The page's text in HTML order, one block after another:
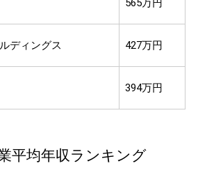
565万円
ディングス 427万円
394万円
平均年収ランキング